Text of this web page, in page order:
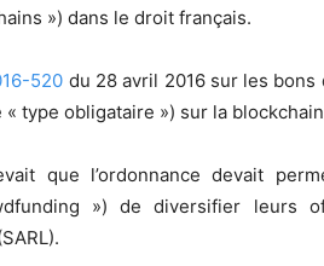
») dans le droit français.
520 du 28 avril 2016 sur les bons
type obligataire ») sur la
que l’ordonnance devait
») de diversifier leurs